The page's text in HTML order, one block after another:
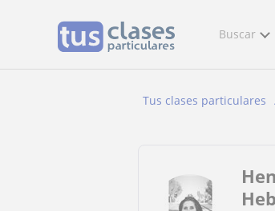
Buscar
Tus clases particulares